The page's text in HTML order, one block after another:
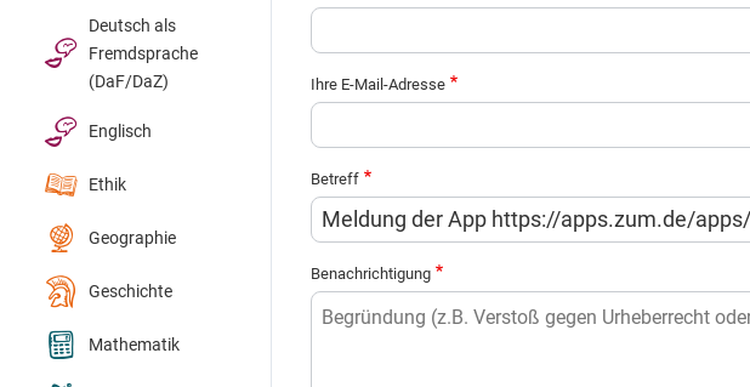
Deutsch als
Fremdsprache
(DaF/DaZ)
Englisch
Ethik
Geographie
Geschichte
Mathematik
Ihre E-Mail-Adresse
Betreff
Benachrichtigung